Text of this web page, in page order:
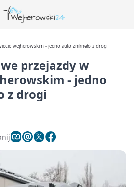
wejherowskim - jedno auto zniknęło z drogi
przejazdy w
- jedno
z drogi